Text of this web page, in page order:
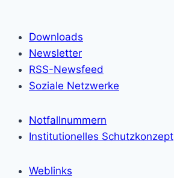
Downloads
Newsletter
RSS-Newsfeed
Soziale Netzwerke
Notfallnummern
Institutionelles Schutzkonzept
Weblinks